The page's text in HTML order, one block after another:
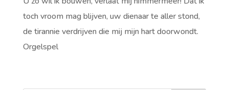
toch vroom mag blijven, uw dienaar te aller stond,
de tirannie verdrijven die mij mijn hart doorwondt.
Orgelspel